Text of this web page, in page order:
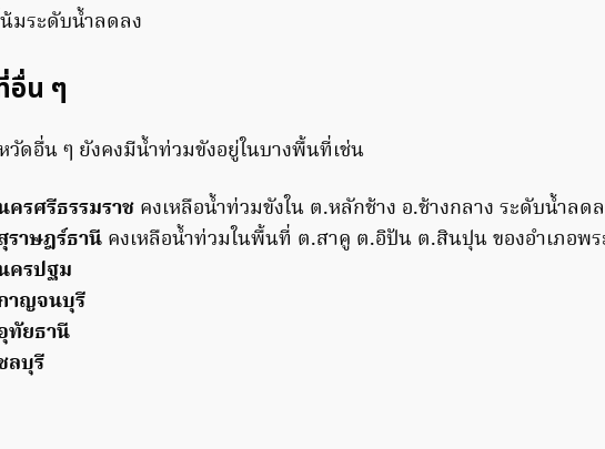
มระดับน้ำลดลง
น ๆ
วัดอื่น ๆ ยังคงมีน้ำท่วมขังอยู่ในบางพื้นที่เช่น
ครศรีธรรมราช คงเหลือน้ำท่วมขังใน ต.หลักช้าง อ.ช้างกลาง ระดับน้ำลด
ราษฎร์ธานี คงเหลือน้ำท่วมในพื้นที่ ต.สาคู ต.อิปัน ต.สินปุน ของอำเภอพ
ครปฐม
าญจนบุรี
ทัยธานี
ลบุรี